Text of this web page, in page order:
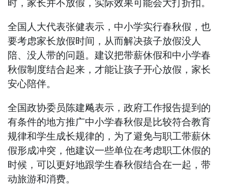
时，家长并不放假，实际效果可能会大打折扣。
全国人大代表张健表示，中小学实行春秋假，也
要考虑家长放假时间，从而解决孩子放假没人
陪、没人带的问题。建议把带薪休假和中小学春
秋假制度结合起来，才能让孩子开心放假，家长
安心陪伴。
全国政协委员陈建飚表示，政府工作报告提到的
有条件的地方推广中小学春秋假是比较符合教育
规律和学生成长规律的，为了避免与职工带薪休
假形成冲突，他建议一些单位在考虑职工休假的
时候，可以更好地跟学生春秋假结合在一起，带
动旅游和消费。